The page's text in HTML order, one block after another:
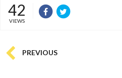
42
VIEWS
PREVIOUS